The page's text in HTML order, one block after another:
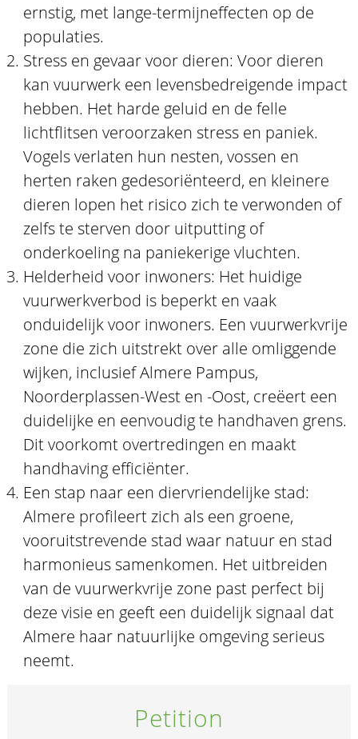
ernstig, met lange-termijneffecten op de
populaties.
Stress en gevaar voor dieren: Voor dieren
kan vuurwerk een levensbedreigende impact
hebben. Het harde geluid en de felle
lichtflitsen veroorzaken stress en paniek.
Vogels verlaten hun nesten, vossen en
herten raken gedesoriënteerd, en kleinere
dieren lopen het risico zich te verwonden of
zelfs te sterven door uitputting of
onderkoeling na paniekerige vluchten.
Helderheid voor inwoners: Het huidige
vuurwerkverbod is beperkt en vaak
onduidelijk voor inwoners. Een vuurwerkvrije
zone die zich uitstrekt over alle omliggende
wijken, inclusief Almere Pampus,
Noorderplassen-West en -Oost, creëert een
duidelijke en eenvoudig te handhaven grens.
Dit voorkomt overtredingen en maakt
handhaving efficiënter.
Een stap naar een diervriendelijke stad:
Almere profileert zich als een groene,
vooruitstrevende stad waar natuur en stad
harmonieus samenkomen. Het uitbreiden
van de vuurwerkvrije zone past perfect bij
deze visie en geeft een duidelijk signaal dat
Almere haar natuurlijke omgeving serieus
neemt.
Petition